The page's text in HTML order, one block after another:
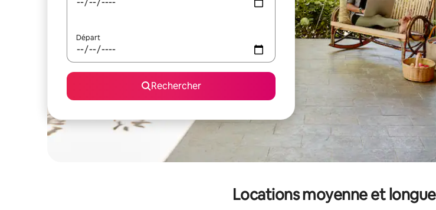
Départ
Rechercher
Locations moyenne et